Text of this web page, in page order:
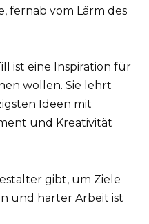
fernab vom Lärm des
ist eine Inspiration für
wollen. Sie lehrt
Ideen mit
und Kreativität
gibt, um Ziele
und harter Arbeit ist